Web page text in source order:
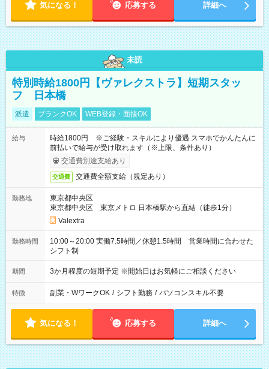
気になる！ 応募する 詳細へ
未読
特別時給1800円【ヴァレクストラ】短期スタッ
フ 日本橋
派遣 ブランクOK WEB登録・面接OK
給与
時給1800円 ※ご経験・スキルにより優遇 スマホでかんたんに
前払いで給与が受け取れます（※上限、条件あり）
交通費別途支給あり
交通費 交通費全額支給（規定あり）
勤務地
東京都中央区
東京都中央区 東京メトロ 日本橋駅から直結（徒歩1分）
Valextra
勤務時間
10:00～20:00 実働7.5時間／休憩1.5時間 営業時間に合わせた
シフト制
期間 3か月程度の短期予定 ※開始日はお気軽にご相談ください
特徴 副業・WワークOK / シフト勤務 / パソコンスキル不要
気になる！ 応募する 詳細へ